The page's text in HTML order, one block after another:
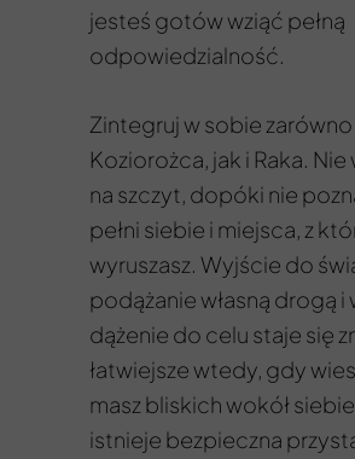
jesteś gotów wziąć pełną
odpowiedzialność.
Zintegruj w sobie zarówno
Koziorożca, jak i Raka. Nie
na szczyt, dopóki nie
pełni siebie i miejsca, z
wyruszasz. Wyjście do
podążanie własną drogą i
dążenie do celu staje się
łatwiejsze wtedy, gdy
masz bliskich wokół
istnieje bezpieczna